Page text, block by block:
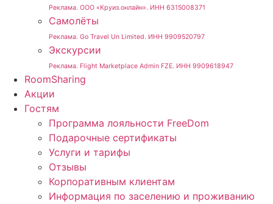
Реклама. ООО «Круиз.онлайн». ИНН 6315008371
Самолёты
Реклама. Go Travel Un Limited. ИНН 9909520797
Экскурсии
Реклама. Flight Marketplace Admin FZE. ИНН 9909618947
RoomSharing
Акции
Гостям
Программа лояльности FreeDom
Подарочные сертификаты
Услуги и тарифы
Отзывы
Корпоративным клиентам
Информация по заселению и проживанию